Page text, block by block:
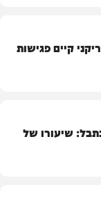
קיים פגישות
שיעורו של